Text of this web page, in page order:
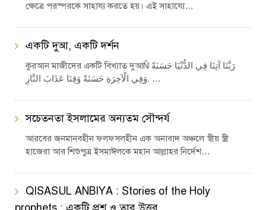
ক্ষেত্রে পরস্পরকে সাহায্য করতে হয়। এই সাহায্যে…
একটি দুআ, একটি দর্শন
কুরআন মাজীদের একটি বিখ্যাত দুআÑ رَبَّنَا آتِنَا فِي الدُّنْيَا حَسَنَةً
وَفِي الْآخِرَةِ حَسَنَةً وَقِنَا عَذَابَ النَّارِ. …
সচেতনতা ইসলামের অন্যতম সৌন্দর্য
আরবের জনমানবহীন ফলফসলহীন এক অনাবাদ অঞ্চলে স্বীয় স্ত্রী
হাজেরা আর শিশুপুত্র ইসমাঈলকে মহান আল্লাহর নির্দেশ…
QISASUL ANBIYA : Stories of the Holy